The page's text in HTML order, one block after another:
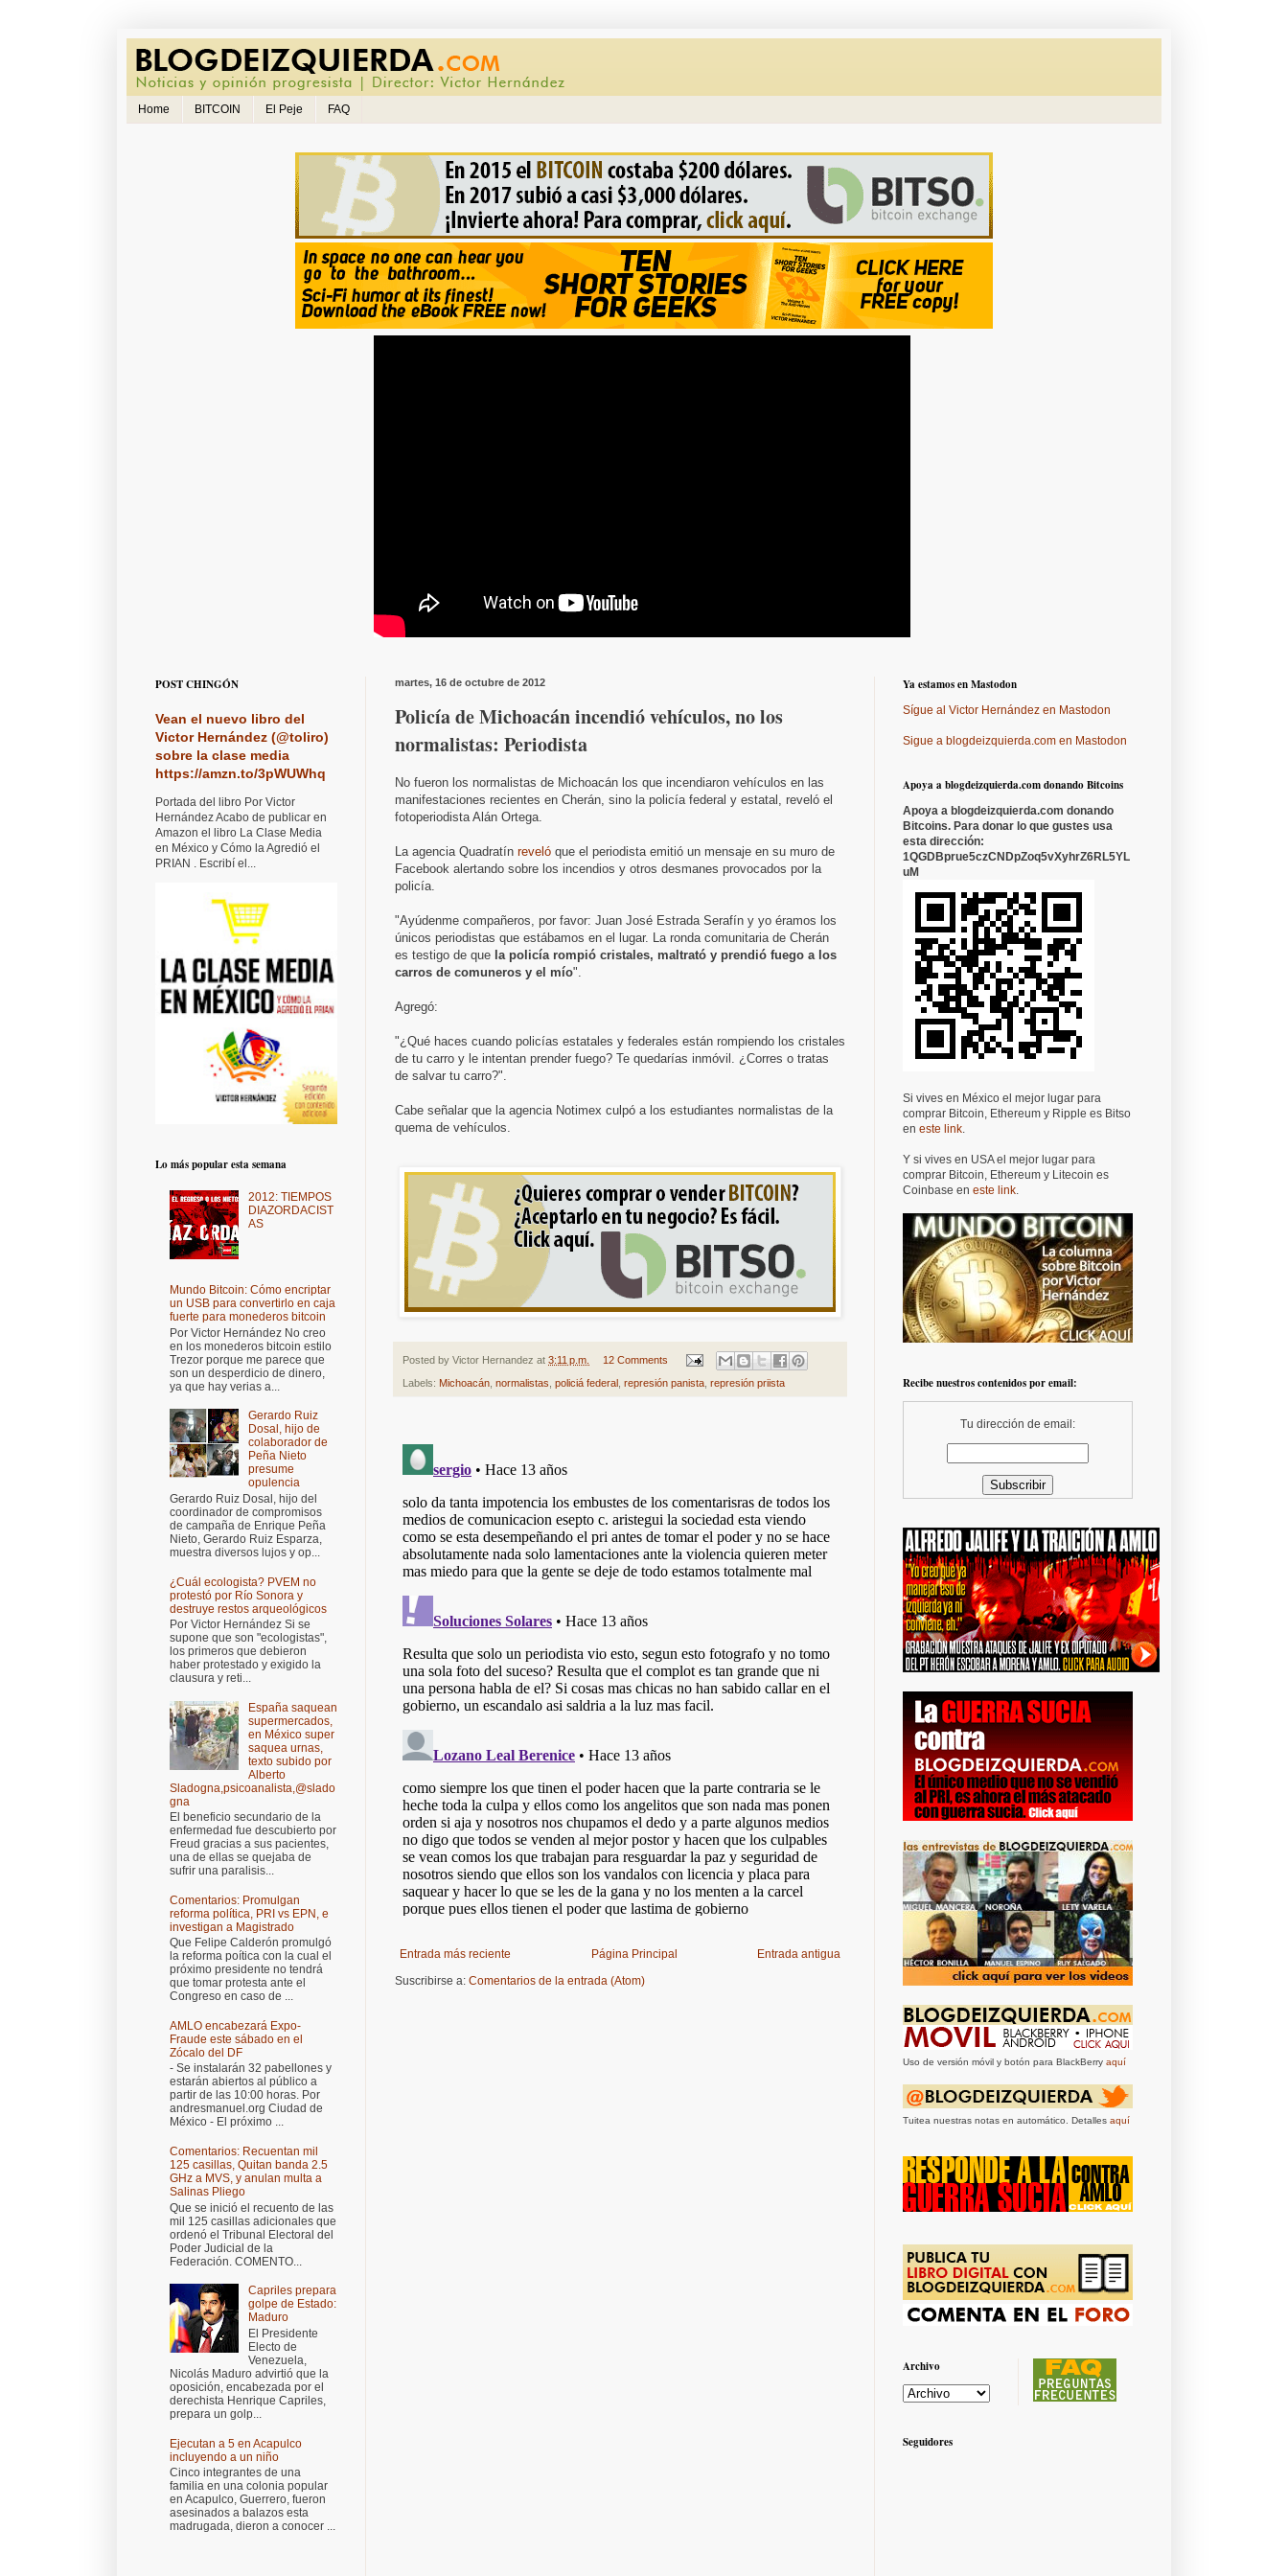
Home BITCOIN El Peje FAQ
martes, 16 de octubre de 2012
Policía de Michoacán incendió vehículos, no los
normalistas: Periodista
No fueron los normalistas de Michoacán los que incendiaron vehículos en las
manifestaciones recientes en Cherán, sino la policía federal y estatal, reveló el
fotoperiodista Alán Ortega.
La agencia Quadratín reveló que el periodista emitió un mensaje en su muro de
Facebook alertando sobre los incendios y otros desmanes provocados por la
policía.
"Ayúdenme compañeros, por favor: Juan José Estrada Serafín y yo éramos los
únicos periodistas que estábamos en el lugar. La ronda comunitaria de Cherán
es testigo de que la policía rompió cristales, maltrató y prendió fuego a los
carros de comuneros y el mío".
Agregó:
"¿Qué haces cuando policías estatales y federales están rompiendo los cristales
de tu carro y le intentan prender fuego? Te quedarías inmóvil. ¿Corres o tratas
de salvar tu carro?".
Cabe señalar que la agencia Notimex culpó a los estudiantes normalistas de la
quema de vehículos.
Posted by Victor Hernandez at 3:11 p.m. 12 Comments
Labels: Michoacán normalistas policiá federal represión panista represión priista
Entrada más reciente Entrada antigua
Página Principal
Suscribirse a: Comentarios de la entrada (Atom)
POST CHINGÓN
Vean el nuevo libro del
Victor Hernández (@toliro)
sobre la clase media
https://amzn.to/3pWUWhq
Portada del libro Por Victor
Hernández Acabo de publicar en
Amazon el libro La Clase Media
en México y Cómo la Agredió el
PRIAN . Escribí el...
Lo más popular esta semana
2012: TIEMPOS
DIAZORDACIST
AS
Mundo Bitcoin: Cómo encriptar
un USB para convertirlo en caja
fuerte para monederos bitcoin
Por Victor Hernández No creo
en los monederos bitcoin estilo
Trezor porque me parece que
son un desperdicio de dinero,
ya que hay verias a...
Gerardo Ruiz
Dosal, hijo de
colaborador de
Peña Nieto
presume
opulencia
Gerardo Ruiz Dosal, hijo del
coordinador de compromisos
de campaña de Enrique Peña
Nieto, Gerardo Ruiz Esparza,
muestra diversos lujos y op...
¿Cuál ecologista? PVEM no
protestó por Río Sonora y
destruye restos arqueológicos
Por Victor Hernández Si se
supone que son "ecologistas",
los primeros que debieron
haber protestado y exigido la
clausura y reti...
España saquean
supermercados,
en México super
saquea urnas,
texto subido por
Alberto
Sladogna,psicoanalista,@slado
gna
El beneficio secundario de la
enfermedad fue descubierto por
Freud gracias a sus pacientes,
una de ellas se quejaba de
sufrir una paralisis...
Comentarios: Promulgan
reforma política, PRI vs EPN, e
investigan a Magistrado
Que Felipe Calderón promulgó
la reforma poítica con la cual el
próximo presidente no tendrá
que tomar protesta ante el
Congreso en caso de ...
AMLO encabezará Expo-
Fraude este sábado en el
Zócalo del DF
- Se instalarán 32 pabellones y
estarán abiertos al público a
partir de las 10:00 horas. Por
andresmanuel.org Ciudad de
México - El próximo ...
Comentarios: Recuentan mil
125 casillas, Quitan banda 2.5
GHz a MVS, y anulan multa a
Salinas Pliego
Que se inició el recuento de las
mil 125 casillas adicionales que
ordenó el Tribunal Electoral del
Poder Judicial de la
Federación. COMENTO...
Capriles prepara
golpe de Estado:
Maduro
El Presidente
Electo de
Venezuela,
Nicolás Maduro advirtió que la
oposición, encabezada por el
derechista Henrique Capriles,
prepara un golp...
Ejecutan a 5 en Acapulco
incluyendo a un niño
Cinco integrantes de una
familia en una colonia popular
en Acapulco, Guerrero, fueron
asesinados a balazos esta
madrugada, dieron a conocer ...
Ya estamos en Mastodon
Sígue al Victor Hernández en Mastodon
Sigue a blogdeizquierda.com en Mastodon
Apoya a blogdeizquierda.com donando Bitcoins
Apoya a blogdeizquierda.com donando
Bitcoins. Para donar lo que gustes usa
esta dirección:
1QGDBprue5czCNDpZoq5vXyhrZ6RL5YL
uM
Si vives en México el mejor lugar para
comprar Bitcoin, Ethereum y Ripple es Bitso
en este link.
Y si vives en USA el mejor lugar para
comprar Bitcoin, Ethereum y Litecoin es
Coinbase en este link.
Recibe nuestros contenidos por email:
Tu dirección de email:
Uso de versión móvil y botón para BlackBerry aquí
Tuitea nuestras notas en automático. Detalles aquí
Archivo
Seguidores